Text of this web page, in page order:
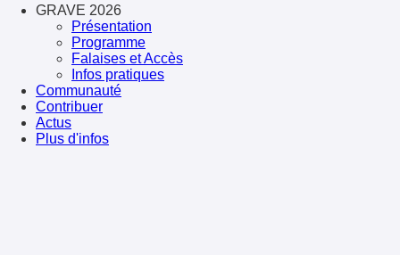
GRAVE 2026
Présentation
Programme
Falaises et Accès
Infos pratiques
Communauté
Contribuer
Actus
Plus d'infos